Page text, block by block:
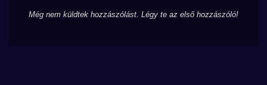
Még nem küldtek hozzászólást. Légy te az első hozzászóló!